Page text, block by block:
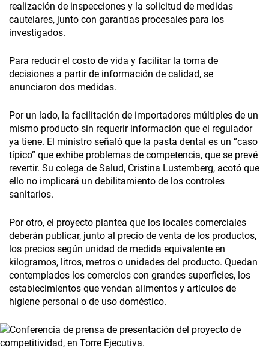
realización de inspecciones y la solicitud de medidas
cautelares, junto con garantías procesales para los
investigados.
Para reducir el costo de vida y facilitar la toma de
decisiones a partir de información de calidad, se
anunciaron dos medidas.
Por un lado, la facilitación de importadores múltiples de un
mismo producto sin requerir información que el regulador
ya tiene. El ministro señaló que la pasta dental es un “caso
típico” que exhibe problemas de competencia, que se prevé
revertir. Su colega de Salud, Cristina Lustemberg, acotó que
ello no implicará un debilitamiento de los controles
sanitarios.
Por otro, el proyecto plantea que los locales comerciales
deberán publicar, junto al precio de venta de los productos,
los precios según unidad de medida equivalente en
kilogramos, litros, metros o unidades del producto. Quedan
contemplados los comercios con grandes superficies, los
establecimientos que vendan alimentos y artículos de
higiene personal o de uso doméstico.